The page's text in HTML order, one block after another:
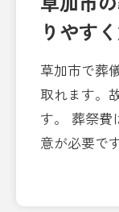
りやす
草加市で葬
取れます。
す。 葬祭費
意が必要で